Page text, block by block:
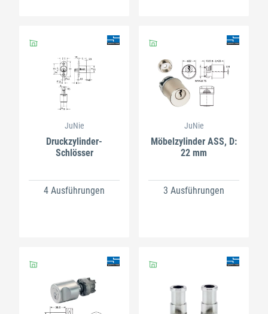
JuNie
Druckzylinder-
Schlösser
4 Ausführungen
JuNie
Möbelzylinder ASS, D:
22 mm
3 Ausführungen